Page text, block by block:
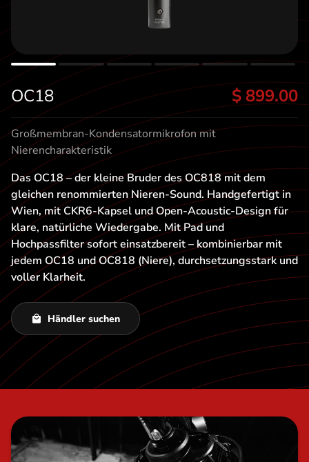
OC18 $ 899.00
Großmembran-Kondensatormikrofon mit
Nierencharakteristik
Das OC18 – der kleine Bruder des OC818 mit dem
gleichen renommierten Nieren-Sound. Handgefertigt in
Wien, mit CKR6-Kapsel und Open-Acoustic-Design für
klare, natürliche Wiedergabe. Mit Pad und
Hochpassfilter sofort einsatzbereit – kombinierbar mit
jedem OC18 und OC818 (Niere), durchsetzungsstark und
voller Klarheit.
Händler suchen